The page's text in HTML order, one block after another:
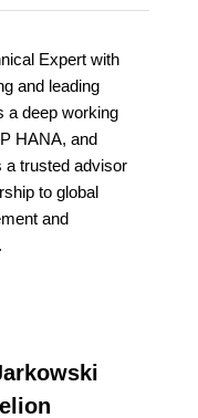
Expert with
and leading
a deep working
HANA, and
trusted advisor
to global
and